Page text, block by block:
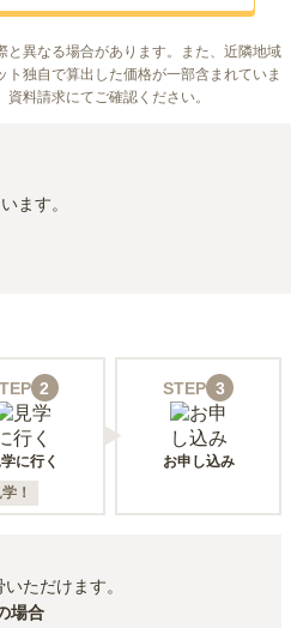
と異なる場合があります。また、近隣地域
独自で算出した価格が一部含まれていま
料請求にてご確認ください。
ます。
2
に行く
STEP 3
お申し込み
！
ただけます。
場合